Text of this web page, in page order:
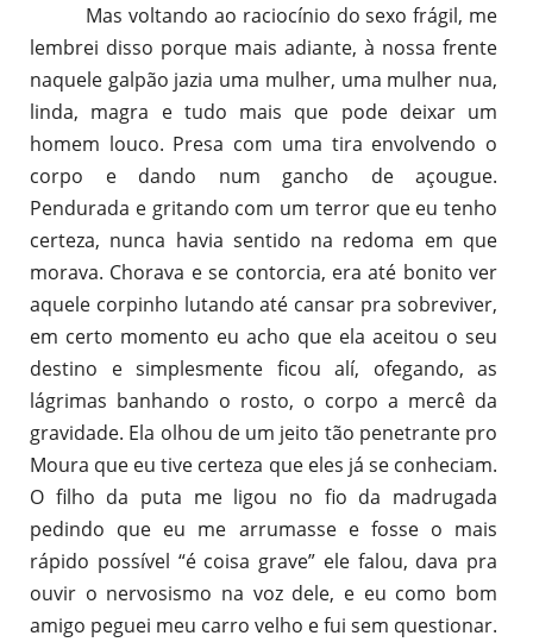
Mas voltando ao raciocínio do sexo frágil, me
lembrei disso porque mais adiante, à nossa frente
naquele galpão jazia uma mulher, uma mulher nua,
linda, magra e tudo mais que pode deixar um
homem louco. Presa com uma tira envolvendo o
corpo e dando num gancho de açougue.
Pendurada e gritando com um terror que eu tenho
certeza, nunca havia sentido na redoma em que
morava. Chorava e se contorcia, era até bonito ver
aquele corpinho lutando até cansar pra sobreviver,
em certo momento eu acho que ela aceitou o seu
destino e simplesmente ficou alí, ofegando, as
lágrimas banhando o rosto, o corpo a mercê da
gravidade. Ela olhou de um jeito tão penetrante pro
Moura que eu tive certeza que eles já se conheciam.
O filho da puta me ligou no fio da madrugada
pedindo que eu me arrumasse e fosse o mais
rápido possível “é coisa grave” ele falou, dava pra
ouvir o nervosismo na voz dele, e eu como bom
amigo peguei meu carro velho e fui sem questionar.